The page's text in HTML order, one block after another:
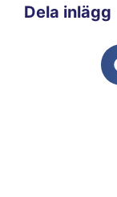
Dela inlägg